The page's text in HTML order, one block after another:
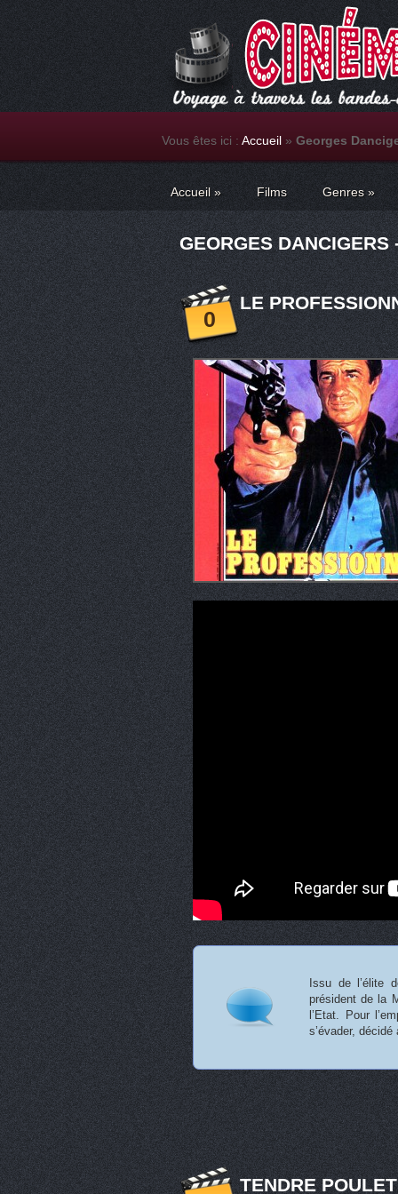
Vous êtes ici : Accueil » Georges
Accueil » Films Genres»
GEORGES DANCIGERS
0
LE
Issu de l’élite
président de la
l’Etat. Pour
s’évader,
TENDRE